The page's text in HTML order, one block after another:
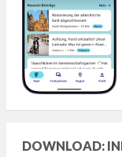
DOWNLOAD: